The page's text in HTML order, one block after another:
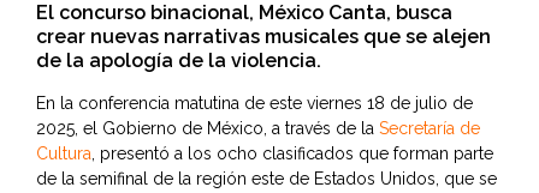
El concurso binacional, México Canta, busca
crear nuevas narrativas musicales que se alejen
de la apología de la violencia.
En la conferencia matutina de este viernes 18 de julio de
2025, el Gobierno de México, a través de la Secretaría de
Cultura, presentó a los ocho clasificados que forman parte
de la semifinal de la región este de Estados Unidos, que se